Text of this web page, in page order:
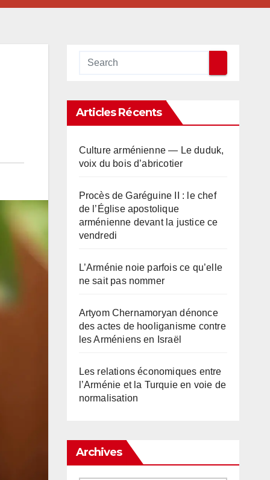
Articles Récents
Culture arménienne — Le duduk,
voix du bois d’abricotier
Procès de Garéguine II : le chef
de l’Église apostolique
arménienne devant la justice ce
vendredi
L’Arménie noie parfois ce qu’elle
ne sait pas nommer
Artyom Chernamoryan dénonce
des actes de hooliganisme contre
les Arméniens en Israël
Les relations économiques entre
l’Arménie et la Turquie en voie de
normalisation
Archives